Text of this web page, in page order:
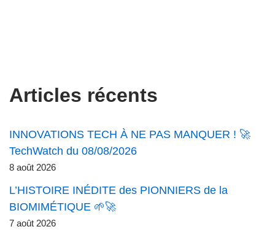
Articles récents
INNOVATIONS TECH À NE PAS MANQUER ! 🚀
TechWatch du 08/08/2026
8 août 2026
L’HISTOIRE INÉDITE des PIONNIERS de la
BIOMIMÉTIQUE 🌱🚀
7 août 2026